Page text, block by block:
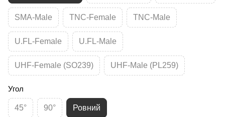
SMA-Male TNC-Female TNC-Male
U.FL-Female U.FL-Male
UHF-Female (SO239) UHF-Male (PL259)
Угол
45° 90° Ровний